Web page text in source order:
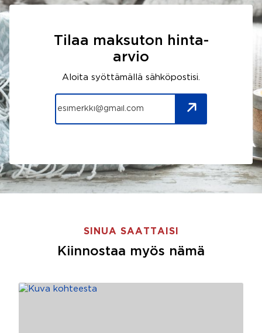
Tilaa maksuton hinta-
arvio
Aloita syöttämällä sähköpostisi.
SINUA SAATTAISI
Kiinnostaa myös nämä